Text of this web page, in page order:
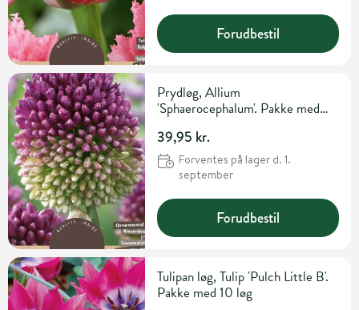
Forudbestil
Prydløg, Allium
'Sphaerocephalum'. Pakke med
39,95 kr.
Forventes på lager d. 1.
september
Forudbestil
Tulipan løg, Tulip 'Pulch Little B'.
Pakke med 10 løg